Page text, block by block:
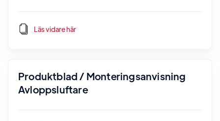
Läs vidare här
Produktblad / Monteringsanvisning
Avloppsluftare